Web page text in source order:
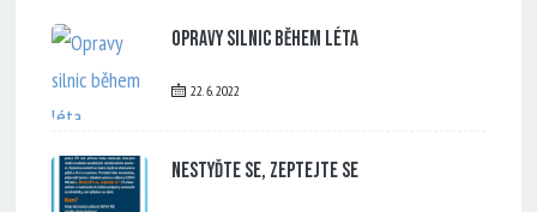
Opravy silnic během léta
22. 6. 2022
Nestyďte se, zeptejte se